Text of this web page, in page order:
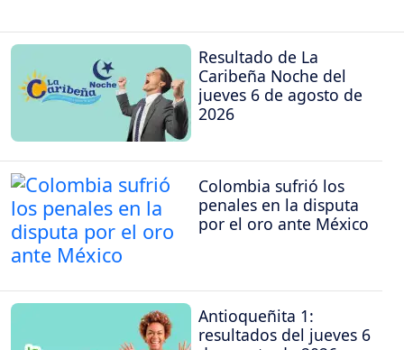
Resultado de La
Caribeña Noche del
jueves 6 de agosto de
2026
Colombia sufrió los
penales en la disputa
por el oro ante México
Antioqueñita 1:
resultados del jueves 6